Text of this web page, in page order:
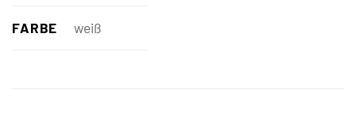
FARBE weiß